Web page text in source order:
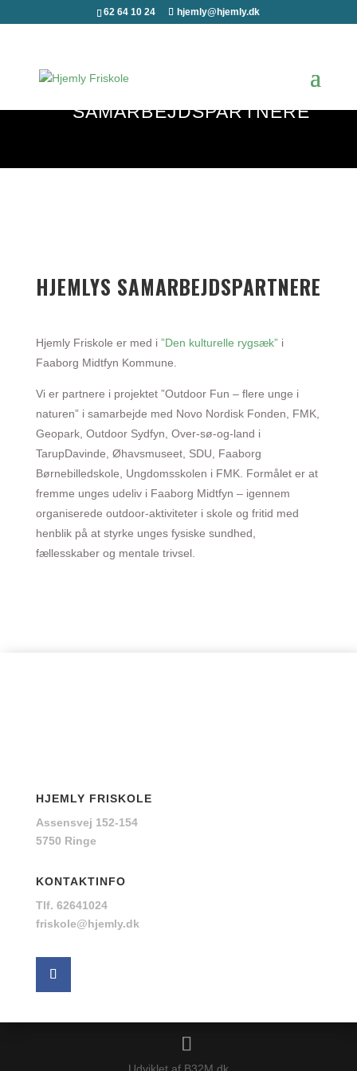
62 64 10 24 hjemly@hjemly.dk
SAMARBEJDSPARTNERE
HJEMLYS SAMARBEJDSPARTNERE
Hjemly Friskole er med i ”Den kulturelle rygsæk”i
Faaborg Midtfyn Kommune.
Vi er partnere i projektet ”Outdoor Fun – flere unge i
naturen” i samarbejde med Novo Nordisk Fonden, FMK,
Geopark, Outdoor Sydfyn, Over-sø-og-land i
TarupDavinde, Øhavsmuseet, SDU, Faaborg
Børnebilledskole, Ungdomsskolen i FMK. Formålet er at
fremme unges udeliv i Faaborg Midtfyn – igennem
organiserede outdoor-aktiviteter i skole og fritid med
henblik på at styrke unges fysiske sundhed,
fællesskaber og mentale trivsel.
HJEMLY FRISKOLE
Assensvej 152-154
5750 Ringe
KONTAKTINFO
Tlf. 62641024
friskole@hjemly.dk